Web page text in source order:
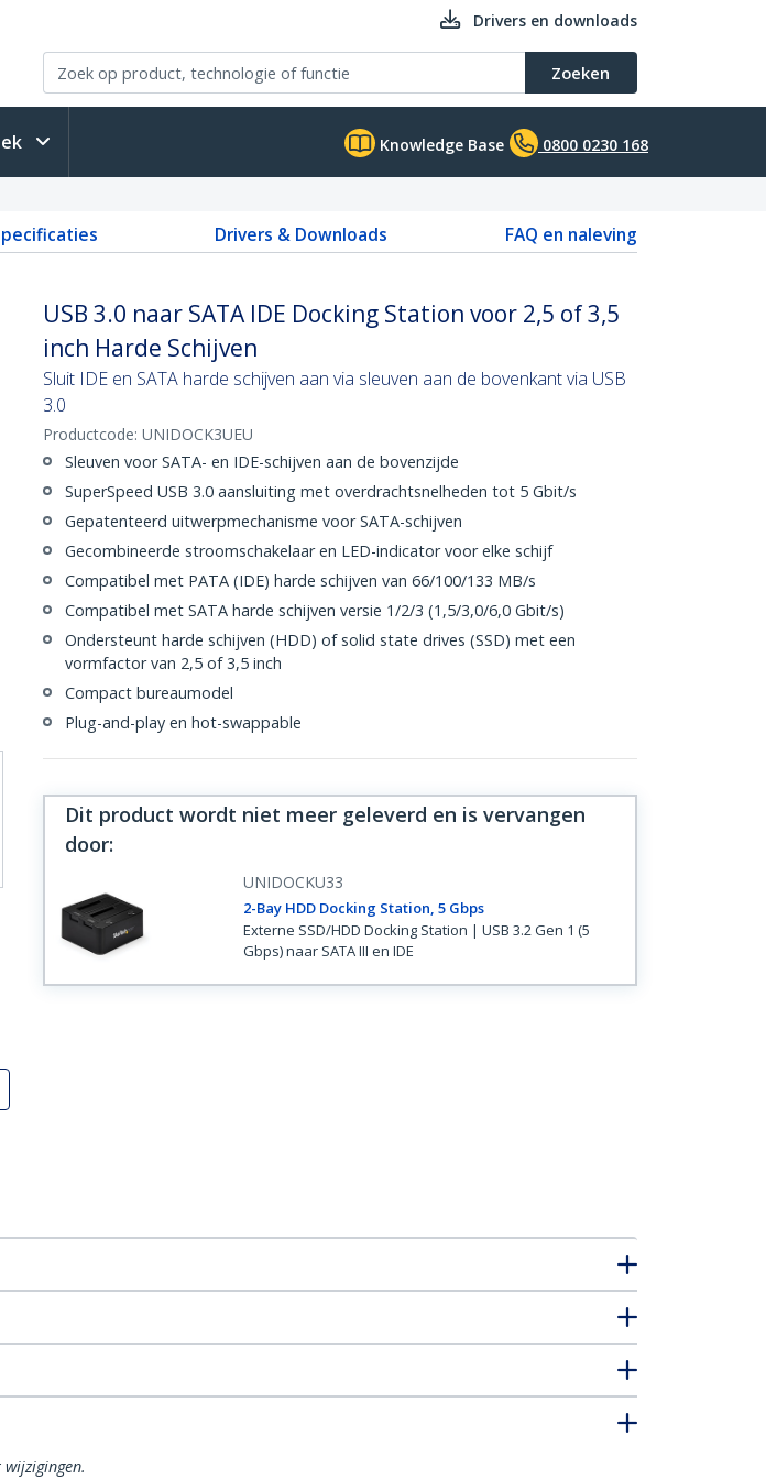
Drivers en downloads
Zoeken
Knowledge Base 0800 0230 168
Drivers & Downloads
FAQ en naleving
USB 3.0 naar SATA IDE Docking Station voor 2,5 of 3,5
inch Harde Schijven
Sluit IDE en SATA harde schijven aan via sleuven aan de bovenkant via USB
3.0
Productcode: UNIDOCK3UEU
Sleuven voor SATA- en IDE-schijven aan de bovenzijde
SuperSpeed USB 3.0 aansluiting met overdrachtsnelheden tot 5 Gbit/s
Gepatenteerd uitwerpmechanisme voor SATA-schijven
Gecombineerde stroomschakelaar en LED-indicator voor elke schijf
Compatibel met PATA (IDE) harde schijven van 66/100/133 MB/s
Compatibel met SATA harde schijven versie 1/2/3 (1,5/3,0/6,0 Gbit/s)
Ondersteunt harde schijven (HDD) of solid state drives (SSD) met een
vormfactor van 2,5 of 3,5 inch
Compact bureaumodel
Plug-and-play en hot-swappable
Dit product wordt niet meer geleverd en is vervangen
door:
UNIDOCKU33
2-Bay HDD Docking Station, 5 Gbps
Externe SSD/HDD Docking Station | USB 3.2 Gen 1 (5
Gbps) naar SATA III en IDE